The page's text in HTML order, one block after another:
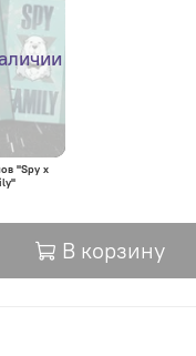
"Spy x
В корзину